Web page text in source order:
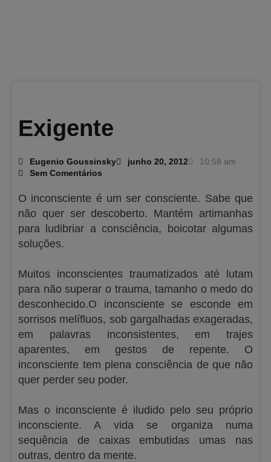
Exigente
Eugenio Goussinsky junho 20, 2012
10:58 am
Sem Comentários
O inconsciente é um ser consciente. Sabe que
não quer ser descoberto. Mantém artimanhas
para ludibriar a consciência, boicotar algumas
soluções.
Muitos inconscientes traumatizados até lutam
para não superar o trauma, tamanho o medo do
desconhecido.O inconsciente se esconde em
sorrisos melífluos, sob gargalhadas exageradas,
em palavras inconsistentes, em trajes
aparentes, em gestos de repente. O
inconsciente tem plena consciência de que não
quer perder seu poder.
Mas o inconsciente é iludido pelo seu próprio
inconsciente. A vida se organiza numa
sequência de caixas embutidas umas nas
outras, dentro da mente.